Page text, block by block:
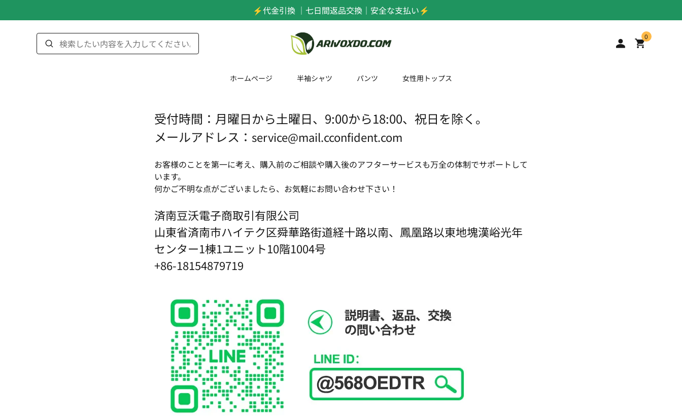
⚡️代金引換 ｜七日間返品交換｜安全な支払い⚡️
0
ホームページ 半袖シャツ パンツ 女性用トップス
受付時間：月曜日から土曜日、9:00から18:00、祝日を除く。
メールアドレス： service@mail.cconfident.com
お客様のことを第一に考え、購入前のご相談や購入後のアフターサービスも万全の体制でサポートして
います。
何かご不明な点がございましたら、お気軽にお問い合わせ下さい！
済南豆沃電子商取引有限公司
山東省済南市ハイテク区舜華路街道経十路以南、鳳凰路以東地塊漢峪光年
センター1棟1ユニット10階1004号
+86-18154879719